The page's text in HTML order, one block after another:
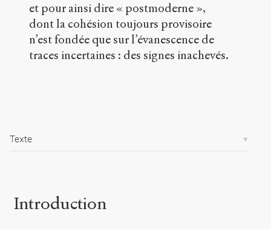
t
i
s
et pour ainsi dire « postmoderne »,
dont la cohésion toujours provisoire
n’est fondée que sur l’évanescence de
traces incertaines : des signes inachevés.
Texte
Introduction